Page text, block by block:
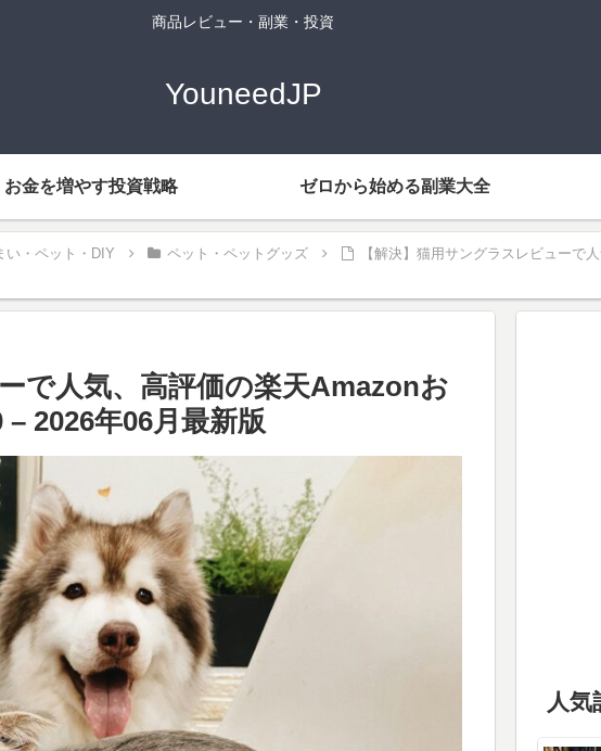
商品レビュー・副業・投資
YouneedJP
お金を増やす投資戦略 ゼロから始める副業大全
い・ペット・DIY ペット・ペットグッズ 【解決】猫用サングラスレビューで
で人気、高評価の楽天Amazonお
2026年06月最新版
人気